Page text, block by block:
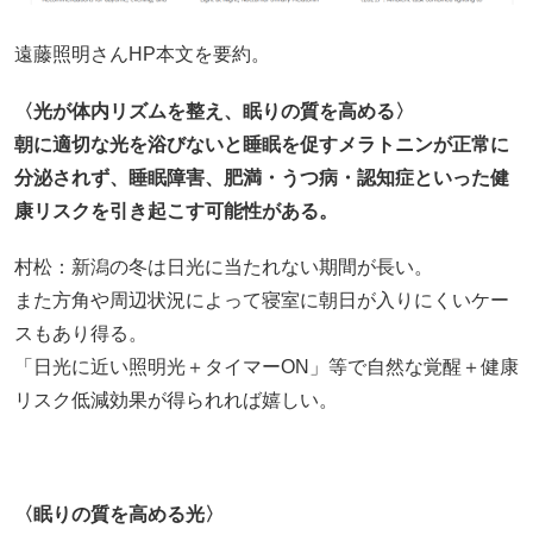
遠藤照明さんHP本文を要約。
〈光が体内リズムを整え、眠りの質を高める〉
朝に適切な光を浴びないと睡眠を促すメラトニンが正常に
分泌されず、睡眠障害、肥満・うつ病・認知症といった健
康リスクを引き起こす可能性がある。
村松：新潟の冬は日光に当たれない期間が長い。
また方角や周辺状況によって寝室に朝日が入りにくいケー
スもあり得る。
「日光に近い照明光＋タイマーON」等で自然な覚醒＋健康
リスク低減効果が得られれば嬉しい。
〈眠りの質を高める光〉